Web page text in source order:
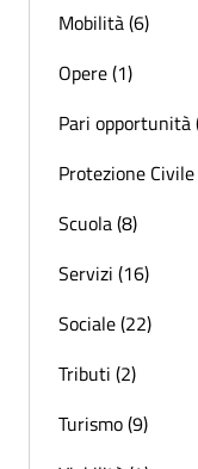
Mobilità (6)
Opere (1)
Pari opportunità
Protezione
Scuola (8)
Servizi (16)
Sociale (22)
Tributi (2)
Turismo (9)